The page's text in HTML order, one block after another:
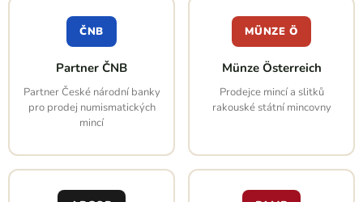
ČNB
Partner ČNB
Partner České národní banky
pro prodej numismatických
mincí
MÜNZE Ö
Münze Österreich
Prodejce mincí a slitků
rakouské státní mincovny